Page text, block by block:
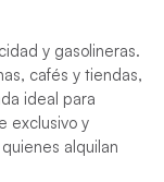
y gasolineras.
cafés y tiendas,
ideal para
exclusivo y
alquilan